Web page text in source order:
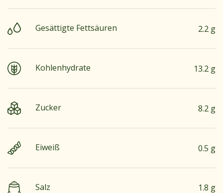
Gesättigte Fettsäuren 2.2 g
Kohlenhydrate 13.2 g
Zucker 8.2 g
Eiweiß 0.5 g
Salz 1.8 g